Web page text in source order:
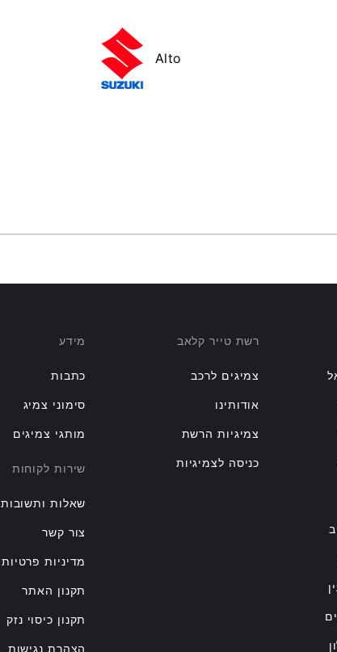
Alto
רשת טייר קלאב
צמיגים לרכב
אודותינו
צמיגיות הרשת
כניסה לצמיגיות
מידע
כתבות
סימוני צמיג
מותגי צמיגים
שירות לקוחות
שאלות ותשובות
צור קשר
מדיניות פרטיות
תקנון האתר
תקנון כיסוי נזק
הצהרת נגישות